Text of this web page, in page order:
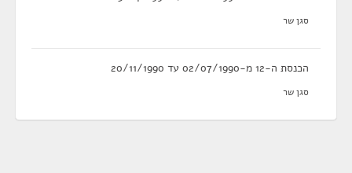
סגן שר
הכנסת ה-12 מ-02/07/1990 עד 20/11/1990
סגן שר